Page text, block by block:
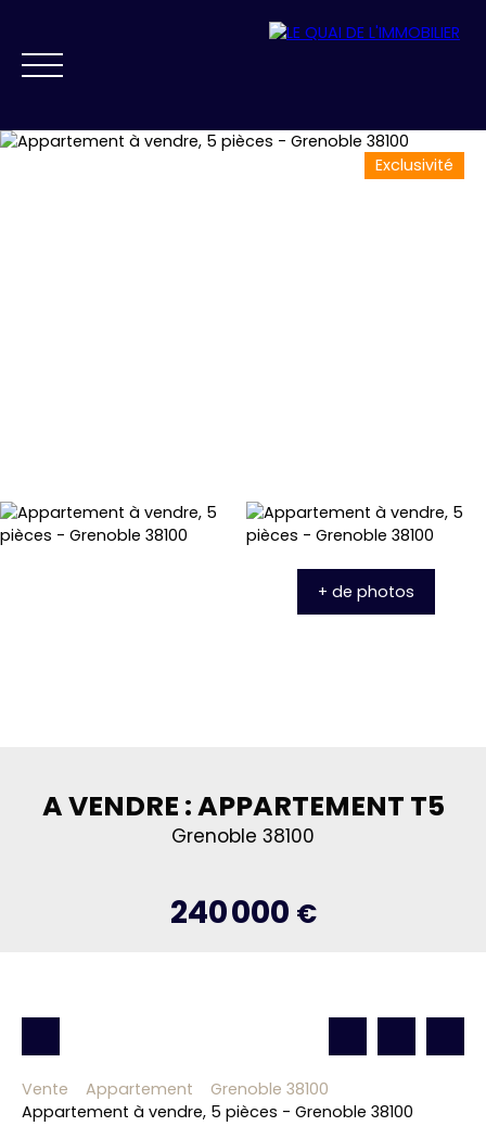
Exclusivité
+ de photos
A VENDRE : APPARTEMENT T5
Grenoble 38100
240 000 €
Vente Appartement
Grenoble 38100
Appartement à vendre, 5 pièces - Grenoble 38100